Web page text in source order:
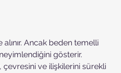
Ancak beden temelli
gösterir.
çevresini ve ilişkilerini sürekli